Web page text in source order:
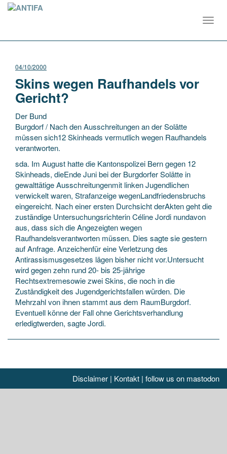
04/10/2000
Skins wegen Raufhandels vor
Gericht?
Der Bund
Burgdorf / Nach den Ausschreitungen an der Solätte
müssen sich12 Skinheads vermutlich wegen Raufhandels
verantworten.
sda. Im August hatte die Kantonspolizei Bern gegen 12
Skinheads, dieEnde Juni bei der Burgdorfer Solätte in
gewalttätige Ausschreitungenmit linken Jugendlichen
verwickelt waren, Strafanzeige wegenLandfriedensbruchs
eingereicht. Nach einer ersten Durchsicht derAkten geht die
zuständige Untersuchungsrichterin Céline Jordi nundavon
aus, dass sich die Angezeigten wegen
Raufhandelsverantworten müssen. Dies sagte sie gestern
auf Anfrage. Anzeichenfür eine Verletzung des
Antirassismusgesetzes lägen bisher nicht vor.Untersucht
wird gegen zehn rund 20- bis 25-jährige
Rechtsextremesowie zwei Skins, die noch in die
Zuständigkeit des Jugendgerichtsfallen würden. Die
Mehrzahl von ihnen stammt aus dem RaumBurgdorf.
Eventuell könne der Fall ohne Gerichtsverhandlung
erledigtwerden, sagte Jordi.
Disclaimer | Kontakt | follow us on mastodon